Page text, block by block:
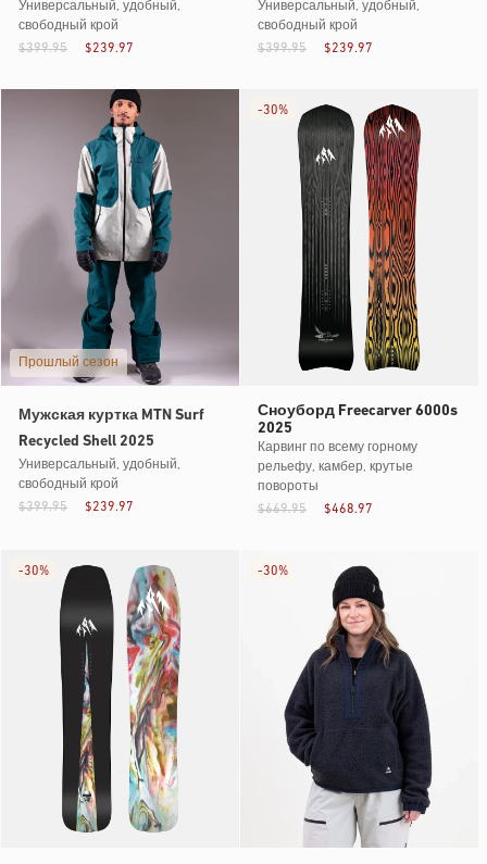
Универсальный, удобный,
свободный крой
$239.97
$399.95
Универсальный, удобный,
свободный крой
$239.97
$399.95
Прошлый сезон
Мужская куртка MTN Surf
Recycled Shell 2025
Универсальный, удобный,
свободный крой
$239.97
$399.95
Сноуборд Freecarver 6000s
2025
Карвинг по всему горному
рельефу, камбер, крутые
повороты
$468.97
$669.95
-30%
-30% -30%